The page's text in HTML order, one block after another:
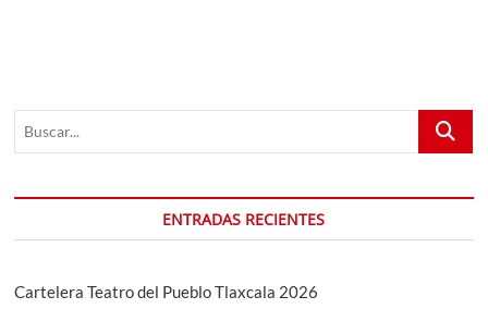
Buscar...
ENTRADAS RECIENTES
Cartelera Teatro del Pueblo Tlaxcala 2026